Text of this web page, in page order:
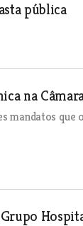
pública
na
mandatos que